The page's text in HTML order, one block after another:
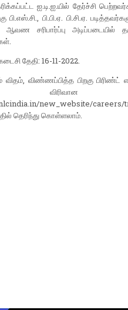
ஐ.டி.ஐ.யில் தேர்ச்சி
பி.எஸ்.சி., பி.பி.ஏ. பி.சி.ஏ.
ஆவண சரிபார்ப்பு அடிப்படையில்
தேதி: 16-11-2022.
விண்ணப்பித்த பிறகு பிரிண்ட்
விரிவான
new_website/
தெரிந்து கொள்ளலாம்.